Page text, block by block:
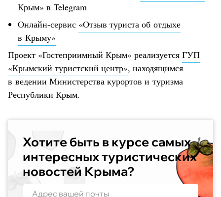
Крым» в Telegram
Онлайн-сервис «Отзыв туриста об отдыхе
в Крыму»
Проект «Гостеприимный Крым» реализуется ГУП
«Крымский туристский центр», находящимся
в ведении Министерства курортов и туризма
Республики Крым.
Хотите быть в курсе самых
интересных туристических
новостей Крыма?